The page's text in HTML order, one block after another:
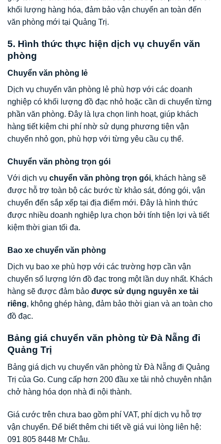
khối lượng hàng hóa, đảm bảo vận chuyển an toàn đến
văn phòng mới tại Quảng Trị.
5. Hình thức thực hiện dịch vụ chuyển văn
phòng
Chuyển văn phòng lẻ
Dịch vụ chuyển văn phòng lẻ phù hợp với các doanh
nghiệp có khối lượng đồ đạc nhỏ hoặc cần di chuyển từng
phần văn phòng. Đây là lựa chọn linh hoạt, giúp khách
hàng tiết kiệm chi phí nhờ sử dụng phương tiện vận
chuyển nhỏ gọn, phù hợp với từng yêu cầu cụ thể.
Chuyển văn phòng trọn gói
Với dịch vụ chuyển văn phòng trọn gói, khách hàng sẽ
được hỗ trợ toàn bộ các bước từ khảo sát, đóng gói, vận
chuyển đến sắp xếp tại địa điểm mới. Đây là hình thức
được nhiều doanh nghiệp lựa chọn bởi tính tiện lợi và tiết
kiệm thời gian tối đa.
Bao xe chuyển văn phòng
Dịch vụ bao xe phù hợp với các trường hợp cần vận
chuyển số lượng lớn đồ đạc trong một lần duy nhất. Khách
hàng sẽ được đảm bảo được sử dụng nguyên xe tải
riêng, không ghép hàng, đảm bảo thời gian và an toàn cho
đồ đạc.
Bảng giá chuyển văn phòng từ Đà Nẵng đi
Quảng Trị
Bảng giá dịch vụ chuyển văn phòng từ Đà Nẵng đi Quảng
Trị của Go. Cung cấp hơn 200 đầu xe tải nhỏ chuyên nhận
chở hàng hóa dọn nhà đi nội thành.
Giá cước trên chưa bao gồm phí VAT, phí dịch vụ hỗ trợ
vận chuyển. Để biết thêm chi tiết về giá vui lòng liên hệ:
091 805 8448 Mr Châu.